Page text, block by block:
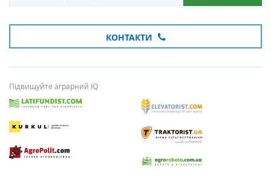
КОНТАКТИ
Підвищуйте аграрний IQ